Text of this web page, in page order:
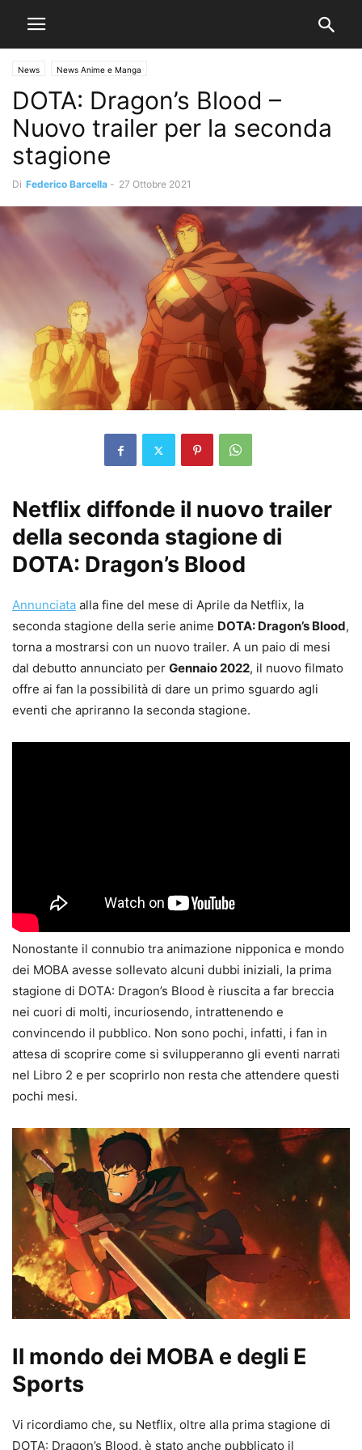
News News Anime e Manga
DOTA: Dragon’s Blood –
Nuovo trailer per la seconda
stagione
Di Federico Barcella - 27 Ottobre 2021
Netflix diffonde il nuovo trailer
della seconda stagione di
DOTA: Dragon’s Blood
Annunciata alla fine del mese di Aprile da Netflix, la
seconda stagione della serie anime DOTA: Dragon’s Blood,
torna a mostrarsi con un nuovo trailer. A un paio di mesi
dal debutto annunciato per Gennaio 2022, il nuovo filmato
offre ai fan la possibilità di dare un primo sguardo agli
eventi che apriranno la seconda stagione.
Nonostante il connubio tra animazione nipponica e mondo
dei MOBA avesse sollevato alcuni dubbi iniziali, la prima
stagione di DOTA: Dragon’s Blood è riuscita a far breccia
nei cuori di molti, incuriosendo, intrattenendo e
convincendo il pubblico. Non sono pochi, infatti, i fan in
attesa di scoprire come si svilupperanno gli eventi narrati
nel Libro 2 e per scoprirlo non resta che attendere questi
pochi mesi.
Il mondo dei MOBA e degli E
Sports
Vi ricordiamo che, su Netflix, oltre alla prima stagione di
DOTA: Dragon’s Blood, è stato anche pubblicato il